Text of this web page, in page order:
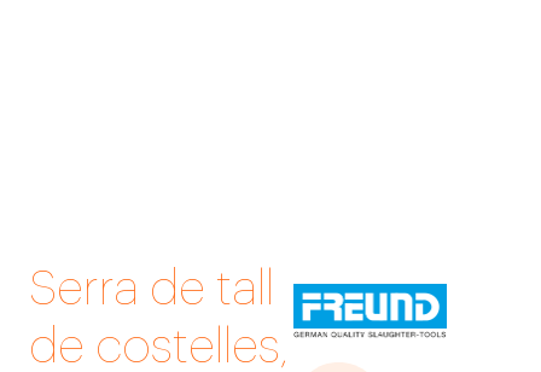
Serra de tall
de costelles,